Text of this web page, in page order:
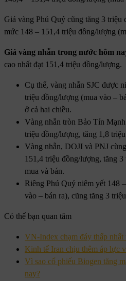
Giá vàng Phú Quý cũng tăng 3
mức 148 – 151,4 triệu đồng/lượng
Giá vàng nhẫn trong nước hôm
cao nhất đạt 151,4 triệu đồng/lượng.
Cụ thể, vàng nhẫn SJC được
triệu đồng/lượng (mua vào –
ở cả hai chiều.
Vàng nhẫn tròn Bảo Tín
triệu đồng/lượng, tăng 1,8
Vàng nhẫn, DOJI và PNJ
151,4 triệu đồng/lượng, tăng
mua và bán.
Riêng Phú Quý niêm yết 148
vào – bán ra), cũng tăng 3
Có thể bạn quan tâm
VN-Index chạm đáy thấp nhất
Kinh tế Iran chịu thêm áp lực
Vì sao cổ phiếu Biogen tăng
nay?